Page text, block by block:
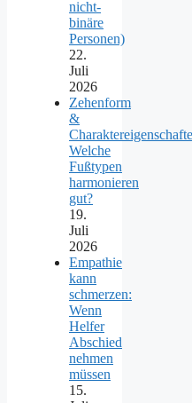
nicht-
binäre
Personen)
22.
Juli
2026
Zehenform
&
Welche
Fußtypen
harmonieren
gut?
19.
Juli
2026
Empathie
kann
schmerzen:
Wenn
Helfer
Abschied
nehmen
müssen
15.